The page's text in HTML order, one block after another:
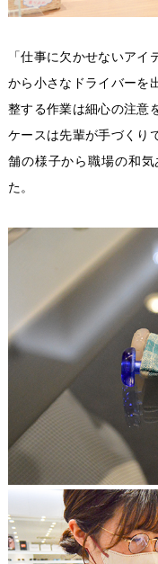
「仕事に欠かせないア
から小さなドライバーを
整する作業は細心の注意
ケースは先輩が手づくり
舗の様子から職場の和
た。